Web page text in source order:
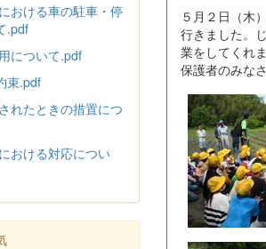
５月２日（木
行きました。
業をしてくれ
保護者のみな
おける車の駐車・停
.pdf
について.pdf
束.pdf
れたときの措置につ
おける対応につい